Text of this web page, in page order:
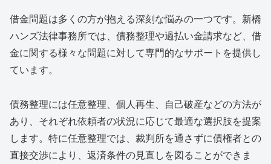
借金問題は多くの方が抱える深刻な悩みの一つです。新橋
ハンズ法律事務所では、債務整理や過払い金請求など、借
金に関する様々な問題に対して専門的なサポートを提供し
ています。
債務整理には任意整理、個人再生、自己破産などの方法が
あり、それぞれ依頼者の状況に応じて最適な選択肢を提案
します。特に任意整理では、裁判所を通さずに債権者との
直接交渉により、返済条件の見直しを図ることができま